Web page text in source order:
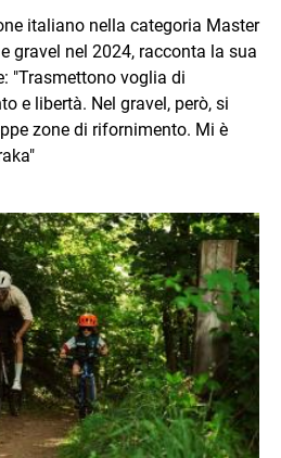
italiano nella categoria Master
gravel nel 2024, racconta la sua
"Trasmettono voglia di
e libertà. Nel gravel, però, si
zone di rifornimento. Mi è